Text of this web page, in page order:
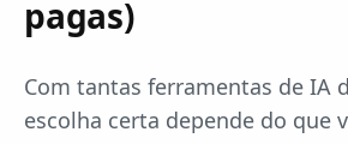
pagas)
Com tantas ferramentas de IA
escolha certa depende do que